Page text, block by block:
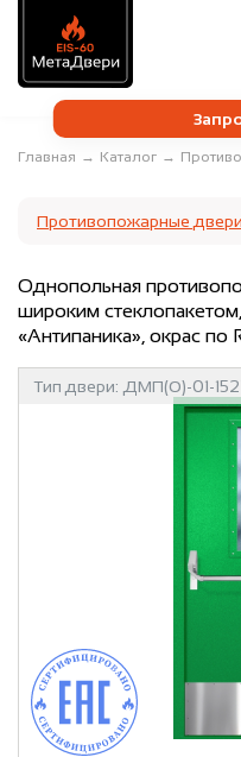
Главная → Каталог →
Противопожарные двери
Однопольная
широким
«Антипаника», окрас по
Тип двери: ДМП(О)-01-